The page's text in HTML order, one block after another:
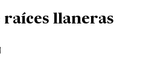
raíces llaneras